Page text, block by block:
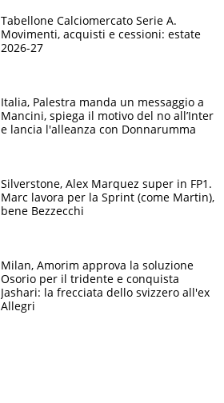
Tabellone Calciomercato Serie A.
Movimenti, acquisti e cessioni: estate
2026-27
Italia, Palestra manda un messaggio a
Mancini, spiega il motivo del no all’Inter
e lancia l'alleanza con Donnarumma
Silverstone, Alex Marquez super in FP1.
Marc lavora per la Sprint (come Martin),
bene Bezzecchi
Milan, Amorim approva la soluzione
Osorio per il tridente e conquista
Jashari: la frecciata dello svizzero all'ex
Allegri